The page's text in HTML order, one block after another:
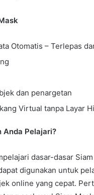
Otomatis – Terlepas
dan penargetan
Virtual tanpa Layar
Anda Pelajari?
dasar-dasar
digunakan untuk
online yang cepat.